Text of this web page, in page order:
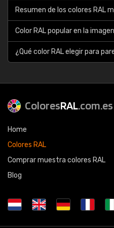
Resumen de los colores RAL
Color RAL popular en la
¿Qué color RAL elegir para
ColoresRAL.com.es
Home
Colores RAL
Comprar muestra colores RAL
Blog